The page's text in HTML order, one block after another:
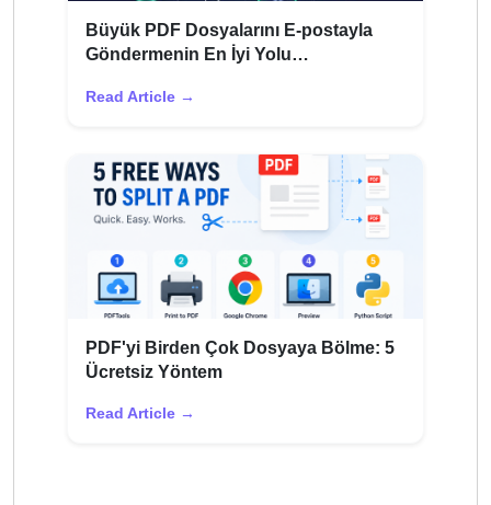
Büyük PDF Dosyalarını E-postayla
Göndermenin En İyi Yolu
Read Article →
PDF'yi Birden Çok Dosyaya Bölme: 5
Ücretsiz Yöntem
Read Article →